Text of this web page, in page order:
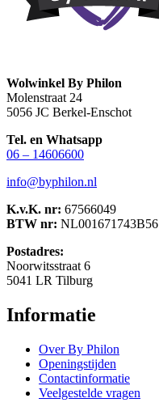
Wolwinkel By Philon
Molenstraat 24
5056 JC Berkel-Enschot
Tel. en Whatsapp
06 – 14606600
info@byphilon.nl
K.v.K. nr: 67566049
BTW nr: NL001671743B56
Postadres:
Noorwitsstraat 6
5041 LR Tilburg
Informatie
Over By Philon
Openingstijden
Contactinformatie
Veelgestelde vragen